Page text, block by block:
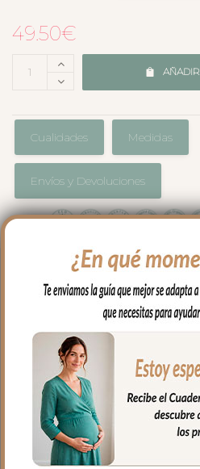
49.50€
Cualidades Medidas
Envíos y Devoluciones
Colcha Universal para
mediante cinturón. En tejido
un lado y por el otro en tejido
Serker.
-Almohada en tejido batista
por un lado y por el otro en
Serker.